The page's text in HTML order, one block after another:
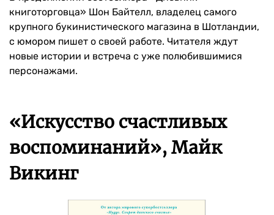
книготорговца» Шон Байтелл, владелец самого
крупного букинистического магазина в Шотландии,
с юмором пишет о своей работе. Читателя ждут
новые истории и встреча с уже полюбившимися
персонажами.
«Искусство счастливых
воспоминаний», Майк
Викинг